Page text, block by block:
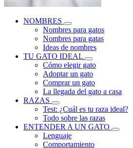
NOMBRES
Nombres para gatos
Nombres para gatas
Ideas de nombres
TU GATO IDEAL
Cómo elegir gato
Adoptar un gato
Comprar un gato
La llegada del gato a casa
RAZAS
Test: ¿Cuál es tu raza ideal?
Todo sobre las razas
ENTENDER A UN GATO
Lenguaje
Comportamiento